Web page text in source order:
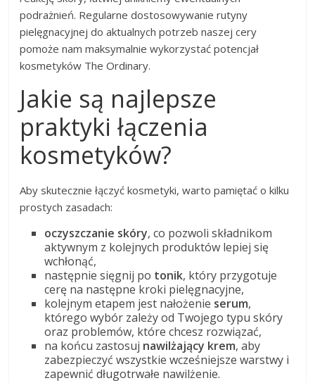
podrażnień. Regularne dostosowywanie rutyny
pielęgnacyjnej do aktualnych potrzeb naszej cery
pomoże nam maksymalnie wykorzystać potencjał
kosmetyków The Ordinary.
Jakie są najlepsze
praktyki łączenia
kosmetyków?
Aby skutecznie łączyć kosmetyki, warto pamiętać o kilku
prostych zasadach:
oczyszczanie skóry, co pozwoli składnikom
aktywnym z kolejnych produktów lepiej się
wchłonąć,
następnie sięgnij po tonik, który przygotuje
cerę na następne kroki pielęgnacyjne,
kolejnym etapem jest nałożenie serum,
którego wybór zależy od Twojego typu skóry
oraz problemów, które chcesz rozwiązać,
na końcu zastosuj nawilżający krem, aby
zabezpieczyć wszystkie wcześniejsze warstwy i
zapewnić długotrwałe nawilżenie.